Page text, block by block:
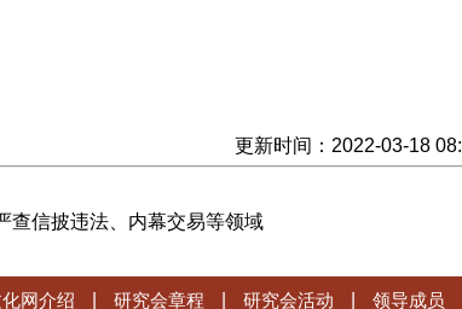
更新时间：2022-03-18
查信披违法、内幕交易等领域
网介绍 研究会章程 研究会活动 领导成员